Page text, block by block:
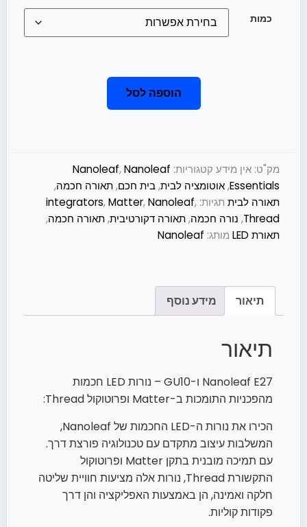
כמות
הוספה לסל
מק"ט: אין מידע קטגוריות: Nanoleaf,Nanoleaf
Essentials
,אוטומציה לבית,בית חכם,תאורה חכמה,
תאורה לבית תגיות: integrators,Matter,Nanoleaf,
Thread
, נורה חכמה,תאורה דקורטיבית,תאורה חכמה,
תאורת LED
מותג: Nanoleaf
תיאור מידע נוסף
תיאור
Nanoleaf E27 ו-GU10 – נורות LED חכמות
מהפכניות התומכות ב-Matter ופרוטוקול Thread:
הכירו את נורות ה-LED החכמות של Nanoleaf,
המשלבות עיצוב מתקדם עם טכנולוגיה פורצת דרך.
עם תמיכה מובנית בתקן Matter ופרוטוקול
התקשורת Thread, נורות אלה מציעות חוויית שליטה
חלקה ואמינה, הן באמצעות האפליקציה והן דרך
פקודות קוליות.